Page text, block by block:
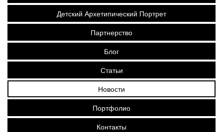
Детский Архетипический Портрет
Партнерство
Блог
Статьи
Новости
Портфолио
Контакты